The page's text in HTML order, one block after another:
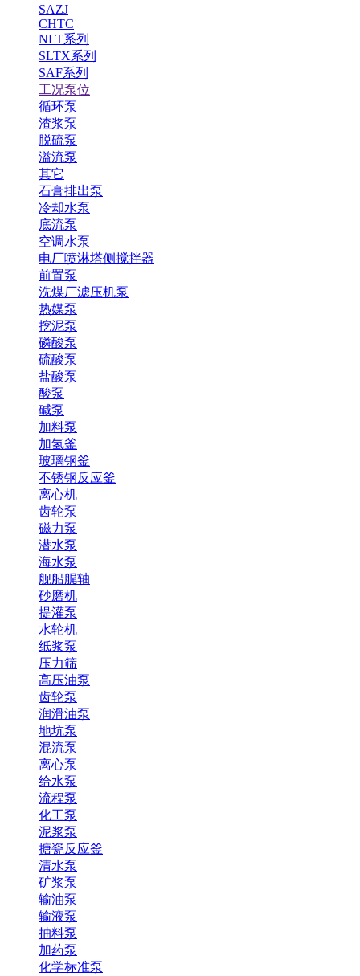
SAZJ
CHTC
NLT系列
SLTX系列
SAF系列
工况泵位
循环泵
渣浆泵
脱硫泵
溢流泵
其它
石膏排出泵
冷却水泵
底流泵
空调水泵
电厂喷淋塔侧搅拌器
前置泵
洗煤厂滤压机泵
热媒泵
挖泥泵
磷酸泵
硫酸泵
盐酸泵
酸泵
碱泵
加料泵
加氢釜
玻璃钢釜
不锈钢反应釜
离心机
齿轮泵
磁力泵
潜水泵
海水泵
舰船艉轴
砂磨机
提灌泵
水轮机
纸浆泵
压力筛
高压油泵
齿轮泵
润滑油泵
地坑泵
混流泵
离心泵
给水泵
流程泵
化工泵
泥浆泵
搪瓷反应釜
清水泵
矿浆泵
输油泵
输液泵
抽料泵
加药泵
化学标准泵